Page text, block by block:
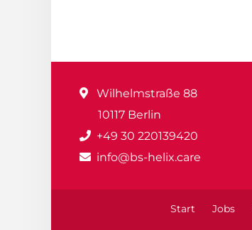
Wilhelmstraße 88
10117 Berlin
+49 30 220139420
info@bs-helix.care
Start Jobs